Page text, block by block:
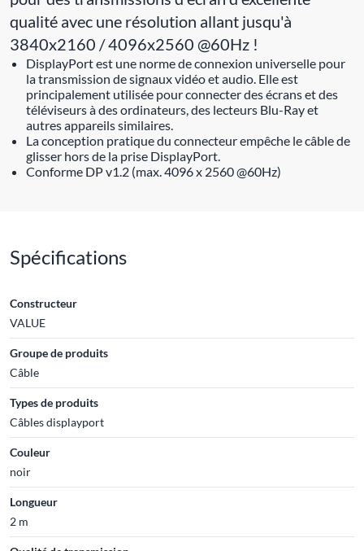
qualité avec une résolution allant jusqu'à
3840x2160 / 4096x2560 @60Hz !
DisplayPort est une norme de connexion universelle pour
la transmission de signaux vidéo et audio. Elle est
principalement utilisée pour connecter des écrans et des
téléviseurs à des ordinateurs, des lecteurs Blu-Ray et
autres appareils similaires.
La conception pratique du connecteur empêche le câble de
glisser hors de la prise DisplayPort.
Conforme DP v1.2 (max. 4096 x 2560 @60Hz)
Spécifications
Constructeur
VALUE
Groupe de produits
Câble
Types de produits
Câbles displayport
Couleur
noir
Longueur
2 m